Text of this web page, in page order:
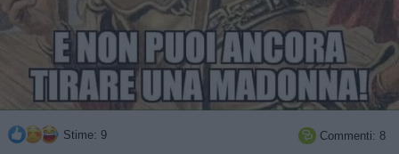
Stime: 9  Commenti: 8